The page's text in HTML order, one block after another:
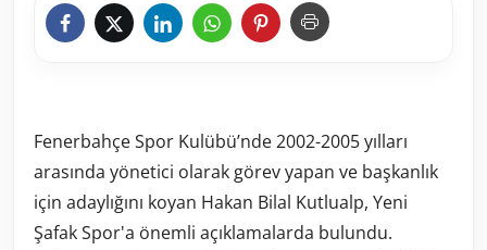
Fenerbahçe Spor Kulübü’nde 2002-2005 yılları
arasında yönetici olarak görev yapan ve başkanlık
için adaylığını koyan Hakan Bilal Kutlualp, Yeni
Şafak Spor'a önemli açıklamalarda bulundu.